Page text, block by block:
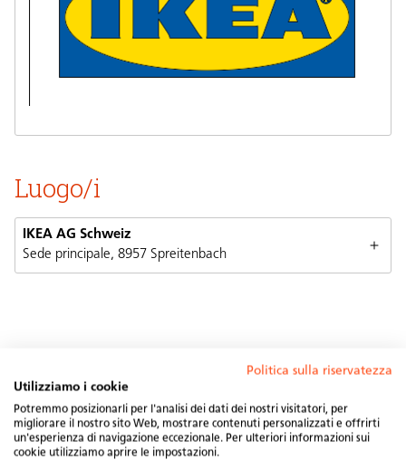
Luogo/i
IKEA AG Schweiz
Sede principale, 8957 Spreitenbach
Contatto
Swissolar Geschäftsstelle
Politica sulla riservatezza
Utilizziamo i cookie
Potremmo posizionarli per l'analisi dei dati dei nostri visitatori, per
migliorare il nostro sito Web, mostrare contenuti personalizzati e offrirti
un'esperienza di navigazione eccezionale. Per ulteriori informazioni sui
cookie utilizziamo aprire le impostazioni.